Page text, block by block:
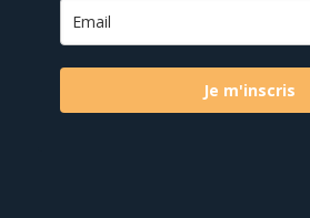
Je m'inscris